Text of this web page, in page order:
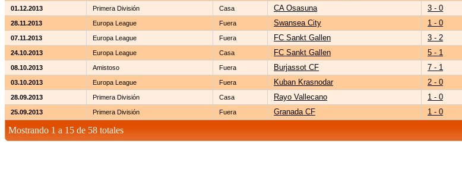
01.12.2013 Primera División Casa CA Osasuna 3 - 0
28.11.2013 Europa League Fuera Swansea City 1 - 0
07.11.2013 Europa League Fuera FC Sankt Gallen 3 - 2
24.10.2013 Europa League Casa FC Sankt Gallen 5 - 1
08.10.2013 Amistoso Fuera Burjassot CF 7 - 1
03.10.2013 Europa League Fuera Kuban Krasnodar 2 - 0
28.09.2013 Primera División Casa Rayo Vallecano 1 - 0
25.09.2013 Primera División Fuera Granada CF 1 - 0
Mostrando 1 a 15 de 58 totales